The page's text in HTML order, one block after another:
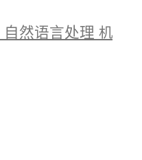
自然语言处理 机